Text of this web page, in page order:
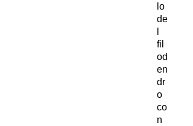
lo
de
fil
od
en
dr
o
co
n